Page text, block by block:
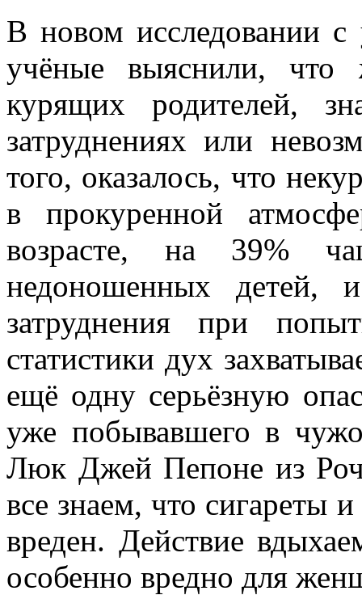
В новом исследовании
учёные выяснили,
курящих родителей,
затруднениях или
того, оказалось, что
в прокуренной
возрасте, на 39%
недоношенных
затруднения при
статистики дух
ещё одну серьёзную
уже побывавшего в
Люк Джей Пепоне из
все знаем, что сигареты
вреден. Действие
особенно вредно для